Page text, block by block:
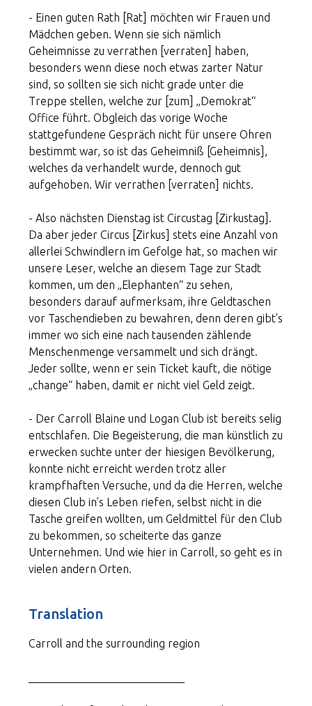
- Einen guten Rath [Rat] möchten wir Frauen und
Mädchen geben. Wenn sie sich nämlich
Geheimnisse zu verrathen [verraten] haben,
besonders wenn diese noch etwas zarter Natur
sind, so sollten sie sich nicht grade unter die
Treppe stellen, welche zur [zum] „Demokrat“
Office führt. Obgleich das vorige Woche
stattgefundene Gespräch nicht für unsere Ohren
bestimmt war, so ist das Geheimniß [Geheimnis],
welches da verhandelt wurde, dennoch gut
aufgehoben. Wir verrathen [verraten] nichts.
- Also nächsten Dienstag ist Circustag [Zirkustag].
Da aber jeder Circus [Zirkus] stets eine Anzahl von
allerlei Schwindlern im Gefolge hat, so machen wir
unsere Leser, welche an diesem Tage zur Stadt
kommen, um den „Elephanten“ zu sehen,
besonders darauf aufmerksam, ihre Geldtaschen
vor Taschendieben zu bewahren, denn deren gibt’s
immer wo sich eine nach tausenden zählende
Menschenmenge versammelt und sich drängt.
Jeder sollte, wenn er sein Ticket kauft, die nötige
„change“ haben, damit er nicht viel Geld zeigt.
- Der Carroll Blaine und Logan Club ist bereits selig
entschlafen. Die Begeisterung, die man künstlich zu
erwecken suchte unter der hiesigen Bevölkerung,
konnte nicht erreicht werden trotz aller
krampfhaften Versuche, und da die Herren, welche
diesen Club in’s Leben riefen, selbst nicht in die
Tasche greifen wollten, um Geldmittel für den Club
zu bekommen, so scheiterte das ganze
Unternehmen. Und wie hier in Carroll, so geht es in
vielen andern Orten.
Translation
Carroll and the surrounding region